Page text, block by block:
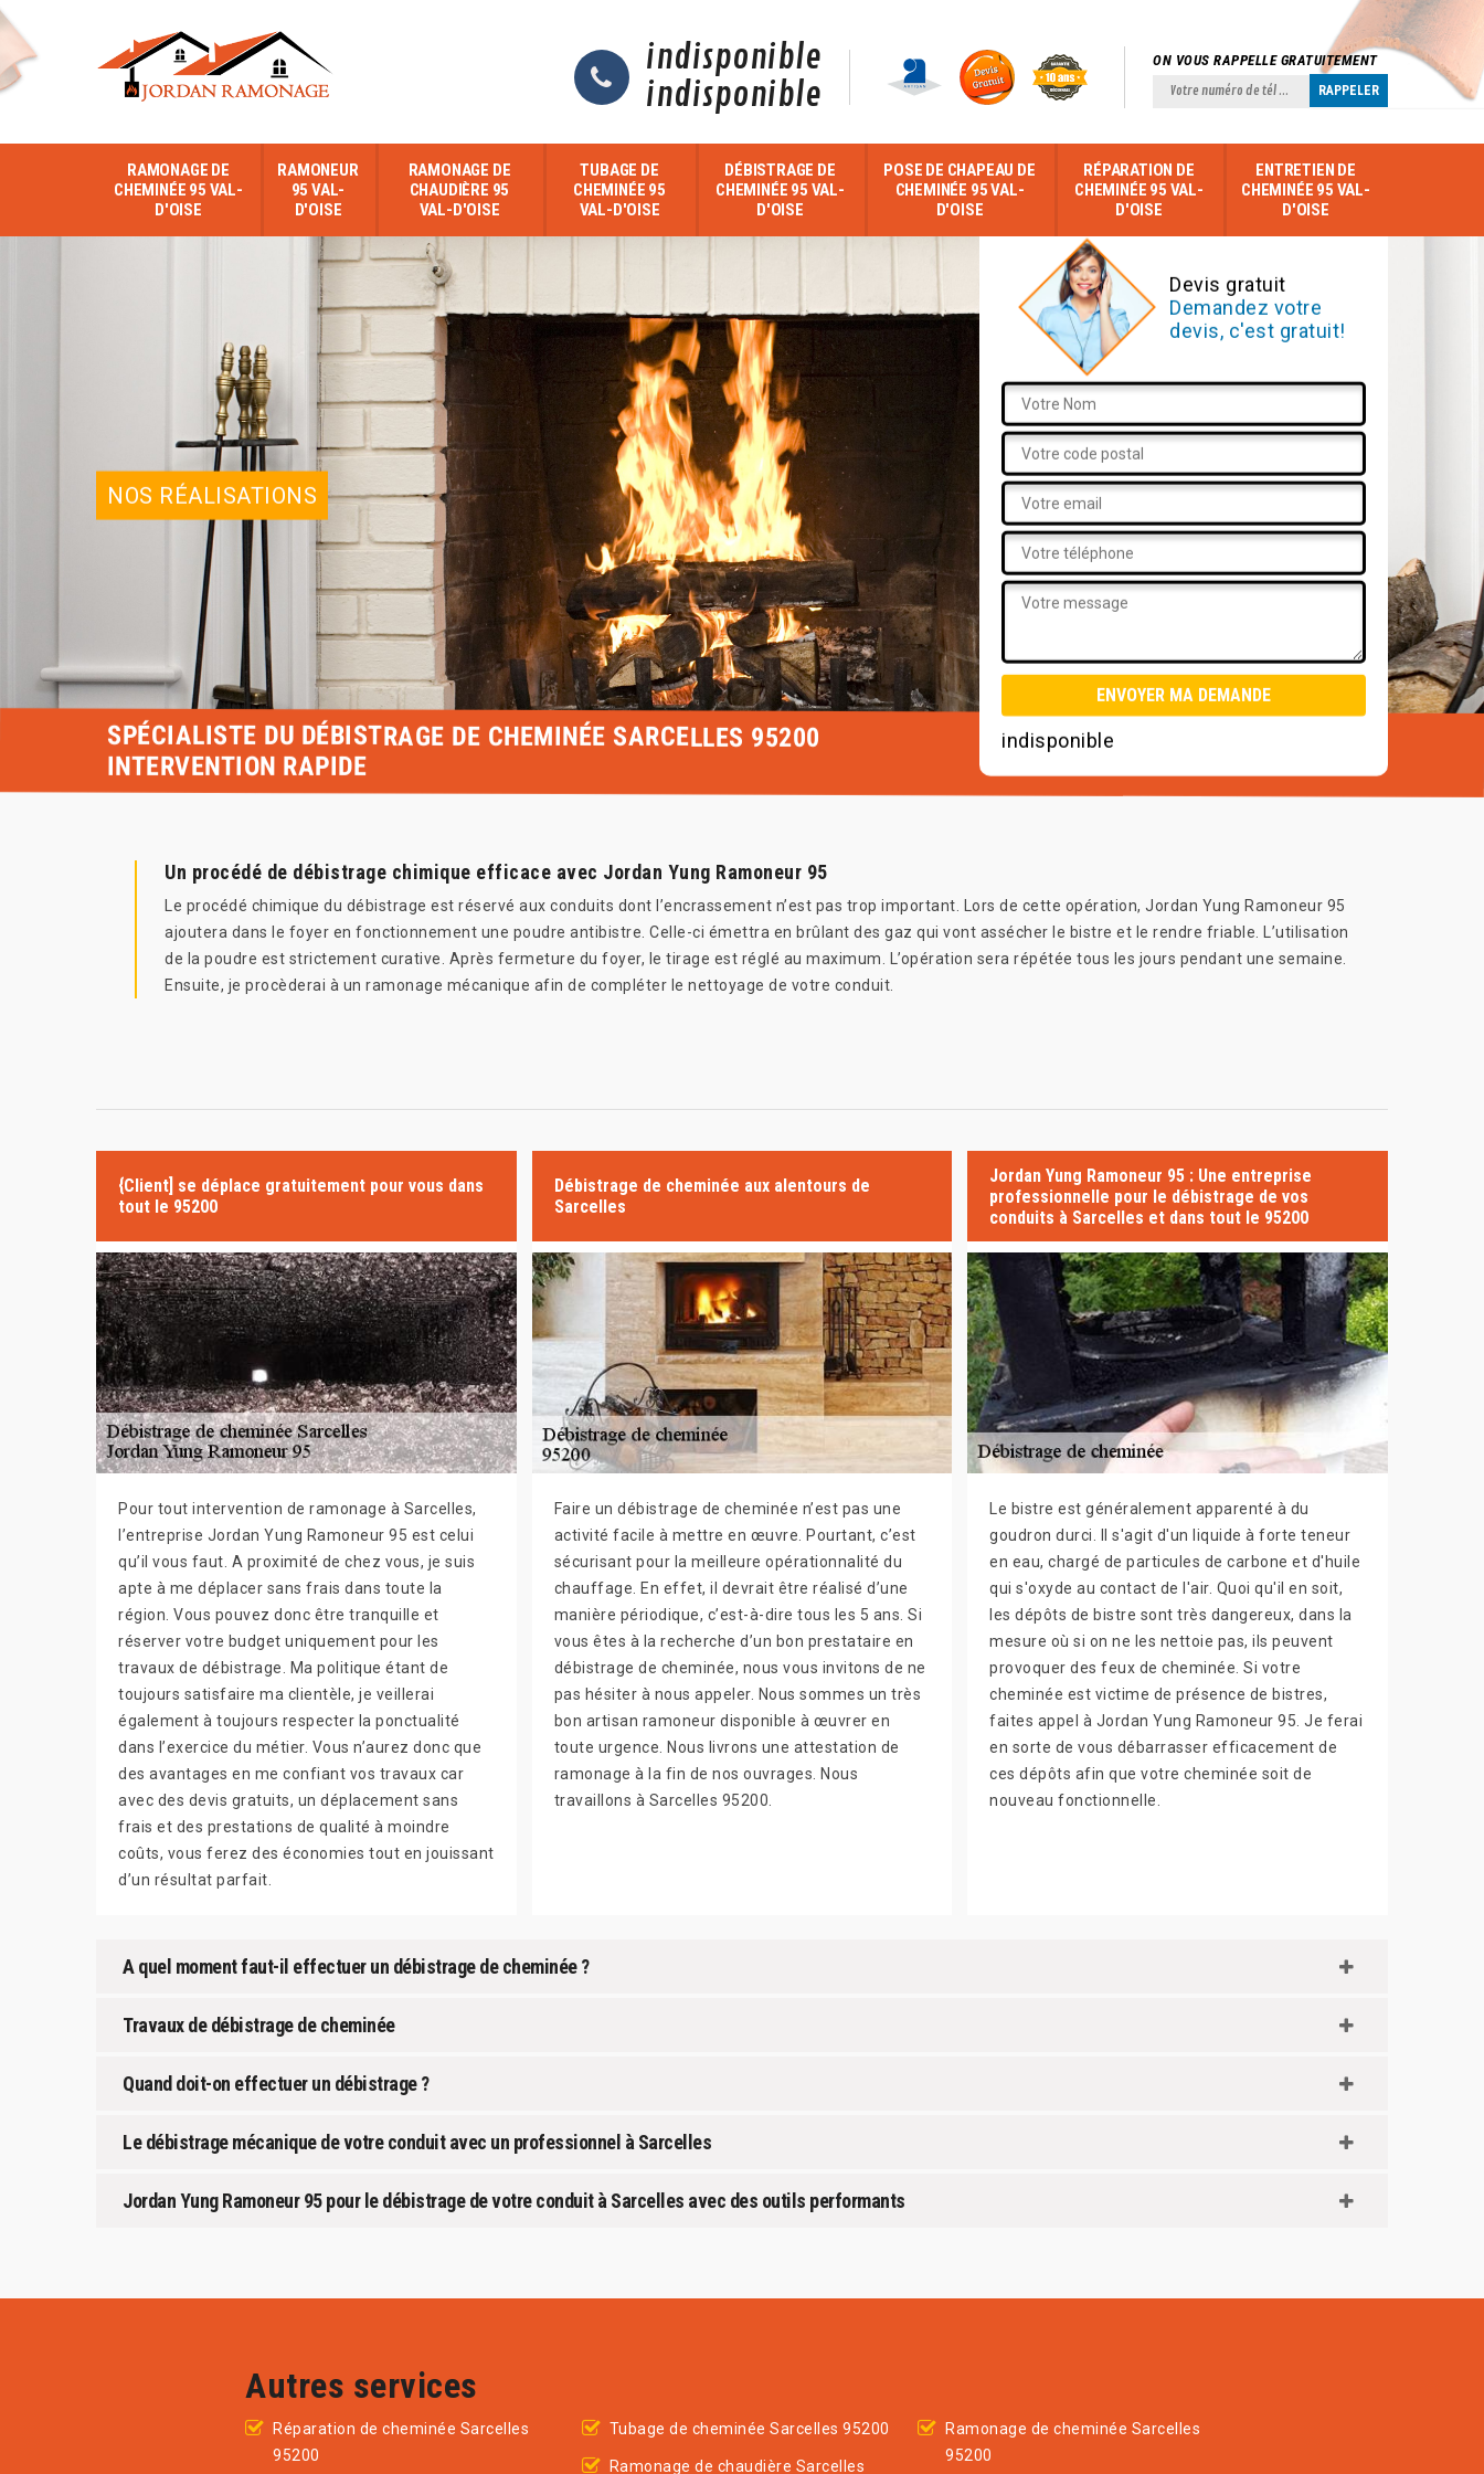
indisponible
indisponible
ON VOUS RAPPELLE GRATUITEMENT
RAMONAGE DE
CHEMINÉE 95 VAL-
D'OISE
RAMONEUR
95 VAL-
D'OISE
RAMONAGE DE
CHAUDIÈRE 95
VAL-D'OISE
TUBAGE DE
CHEMINÉE 95
VAL-D'OISE
DÉBISTRAGE DE
CHEMINÉE 95 VAL-
D'OISE
POSE DE CHAPEAU DE
CHEMINÉE 95 VAL-
D'OISE
RÉPARATION DE
CHEMINÉE 95 VAL-
D'OISE
ENTRETIEN DE
CHEMINÉE 95 VAL-
D'OISE
NOS RÉALISATIONS
Devis gratuit
Demandez votre
devis, c'est gratuit!
indisponible
SPÉCIALISTE DU DÉBISTRAGE DE CHEMINÉE SARCELLES 95200
INTERVENTION RAPIDE
Un procédé de débistrage chimique efficace avec Jordan Yung Ramoneur 95
Le procédé chimique du débistrage est réservé aux conduits dont l’encrassement n’est pas trop important. Lors de cette opération, Jordan Yung Ramoneur 95
ajoutera dans le foyer en fonctionnement une poudre antibistre. Celle-ci émettra en brûlant des gaz qui vont assécher le bistre et le rendre friable. L’utilisation
de la poudre est strictement curative. Après fermeture du foyer, le tirage est réglé au maximum. L’opération sera répétée tous les jours pendant une semaine.
Ensuite, je procèderai à un ramonage mécanique afin de compléter le nettoyage de votre conduit.
{Client] se déplace gratuitement pour vous dans
tout le 95200
Pour tout intervention de ramonage à Sarcelles,
l’entreprise Jordan Yung Ramoneur 95 est celui
qu’il vous faut. A proximité de chez vous, je suis
apte à me déplacer sans frais dans toute la
région. Vous pouvez donc être tranquille et
réserver votre budget uniquement pour les
travaux de débistrage. Ma politique étant de
toujours satisfaire ma clientèle, je veillerai
également à toujours respecter la ponctualité
dans l’exercice du métier. Vous n’aurez donc que
des avantages en me confiant vos travaux car
avec des devis gratuits, un déplacement sans
frais et des prestations de qualité à moindre
coûts, vous ferez des économies tout en jouissant
d’un résultat parfait.
Débistrage de cheminée aux alentours de
Sarcelles
Faire un débistrage de cheminée n’est pas une
activité facile à mettre en œuvre. Pourtant, c’est
sécurisant pour la meilleure opérationnalité du
chauffage. En effet, il devrait être réalisé d’une
manière périodique, c’est-à-dire tous les 5 ans. Si
vous êtes à la recherche d’un bon prestataire en
débistrage de cheminée, nous vous invitons de ne
pas hésiter à nous appeler. Nous sommes un très
bon artisan ramoneur disponible à œuvrer en
toute urgence. Nous livrons une attestation de
ramonage à la fin de nos ouvrages. Nous
travaillons à Sarcelles 95200.
Jordan Yung Ramoneur 95 : Une entreprise
professionnelle pour le débistrage de vos
conduits à Sarcelles et dans tout le 95200
Le bistre est généralement apparenté à du
goudron durci. Il s'agit d'un liquide à forte teneur
en eau, chargé de particules de carbone et d'huile
qui s'oxyde au contact de l'air. Quoi qu'il en soit,
les dépôts de bistre sont très dangereux, dans la
mesure où si on ne les nettoie pas, ils peuvent
provoquer des feux de cheminée. Si votre
cheminée est victime de présence de bistres,
faites appel à Jordan Yung Ramoneur 95. Je ferai
en sorte de vous débarrasser efficacement de
ces dépôts afin que votre cheminée soit de
nouveau fonctionnelle.
A quel moment faut-il effectuer un débistrage de cheminée ?
Travaux de débistrage de cheminée
Quand doit-on effectuer un débistrage ?
Le débistrage mécanique de votre conduit avec un professionnel à Sarcelles
Jordan Yung Ramoneur 95 pour le débistrage de votre conduit à Sarcelles avec des outils performants
Autres services
Réparation de cheminée Sarcelles
95200
Tubage de cheminée Sarcelles 95200
Ramonage de chaudière Sarcelles
Ramonage de cheminée Sarcelles
95200